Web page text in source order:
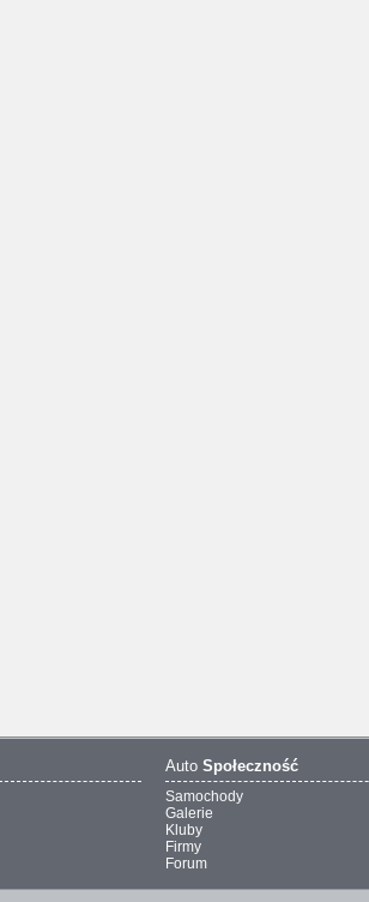
Auto Społeczność
Samochody
Galerie
Kluby
Firmy
Forum